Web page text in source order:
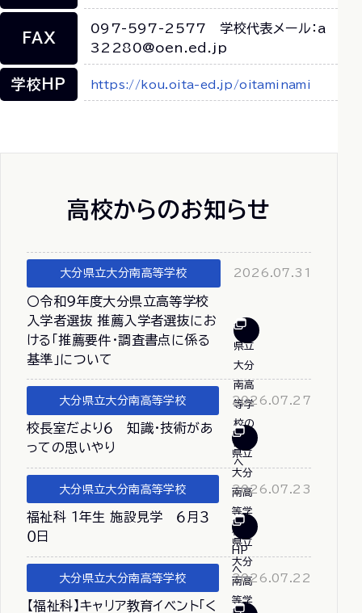
FAX
097-597-2577 学校代表メール：a
32280@oen.ed.jp
学校HP https://kou.oita-ed.jp/oitaminami
高校からのお知らせ
大分県立大分南高等学校 2026.07.31
〇令和９年度大分県立高等学校
入学者選抜 推薦入学者選抜にお
ける「推薦要件・調査書点に係る
基準」について
大分県立大分南高等学校 2026.07.27
校長室だより６ 知識・技術があ
っての思いやり
大分県立大分南高等学校 2026.07.23
福祉科 １年生 施設見学 ６月３
０日
大分県立大分南高等学校 2026.07.22
【福祉科】キャリア教育イベント「く